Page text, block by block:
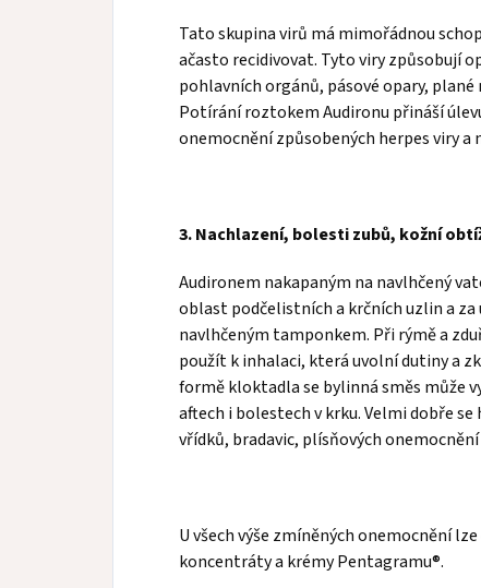
Tato skupina virů má mimořádnou
ačasto recidivovat. Tyto viry způsobují
pohlavních orgánů, pásové opary,
Potírání roztokem Audironu přináší
onemocnění způsobených herpes viry
3. Nachlazení, bolesti zubů, kožní
Audironem nakapaným na navlhčený
oblast podčelistních a krčních uzlin a
navlhčeným tamponkem. Při rýmě a
použít k inhalaci, která uvolní dutiny a
formě kloktadla se bylinná směs může
aftech i bolestech v krku. Velmi dobře
vřídků, bradavic, plísňových
U všech výše zmíněných onemocnění
koncentráty a krémy Pentagramu®.